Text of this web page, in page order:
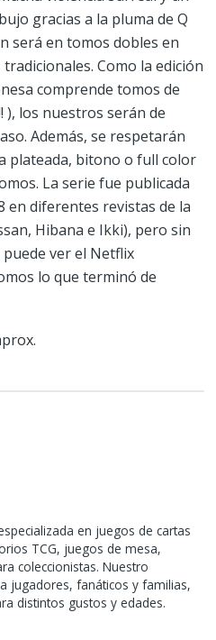
gracias a la pluma de Q
será en tomos dobles en
Como la edición
comprende tomos de
), los nuestros serán de
Además, se respetarán
plateada, bitono o full color
La serie fue publicada
en diferentes revistas de la
Hibana e Ikki), pero sin
ver el Netflix
lo que terminó de
en juegos de cartas
TCG, juegos de mesa,
coleccionistas. Nuestro
jugadores, fanáticos y familias,
distintos gustos y edades.